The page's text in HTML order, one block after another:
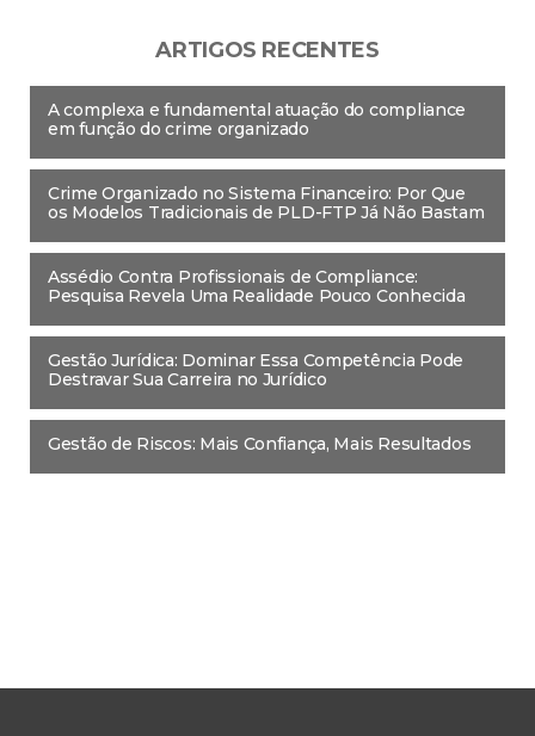
ARTIGOS RECENTES
A complexa e fundamental atuação do compliance
em função do crime organizado
Crime Organizado no Sistema Financeiro: Por Que
os Modelos Tradicionais de PLD-FTP Já Não Bastam
Assédio Contra Profissionais de Compliance:
Pesquisa Revela Uma Realidade Pouco Conhecida
Gestão Jurídica: Dominar Essa Competência Pode
Destravar Sua Carreira no Jurídico
Gestão de Riscos: Mais Confiança, Mais Resultados